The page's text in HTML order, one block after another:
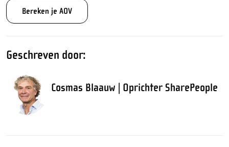
Bereken je AOV
Geschreven door:
Cosmas Blaauw | Oprichter SharePeople